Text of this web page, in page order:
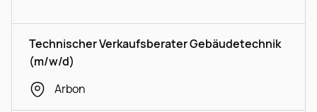
Technischer Verkaufsberater Gebäudetechnik
(m/w/d)
Arbon